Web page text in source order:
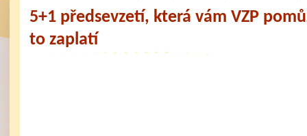
5+1 předsevzetí, která vám VZP
to zaplatí